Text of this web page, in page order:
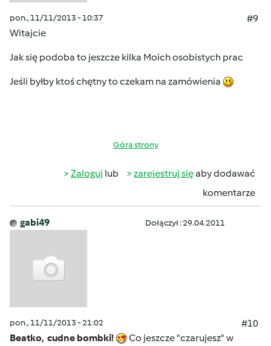
pon., 11/11/2013 - 10:37
#9
Witajcie
Jak się podoba to jeszcze kilka Moich osobistych prac
Jeśli byłby ktoś chętny to czekam na zamówienia
Góra strony
Zaloguj lub zarejestruj sięaby dodawać
komentarze
gabi49 Dołączył : 29.04.2011
pon., 11/11/2013 - 21:02
#10
Beatko, cudne bombki!
Co jeszcze "czarujesz" w